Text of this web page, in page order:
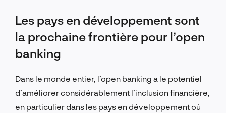
Les pays en développement sont
la prochaine frontière pour l’open
banking
Dans le monde entier, l’open banking a le potentiel
d’améliorer considérablement l’inclusion financière,
en particulier dans les pays en développement où